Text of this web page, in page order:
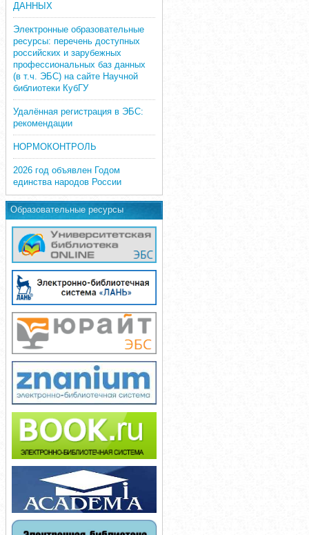
ДАННЫХ
Электронные образовательные
ресурсы: перечень доступных
российских и зарубежных
профессиональных баз данных
(в т.ч. ЭБС) на сайте Научной
библиотеки КубГУ
Удалённая регистрация в ЭБС:
рекомендации
НОРМОКОНТРОЛЬ
2026 год объявлен Годом
единства народов России
Образовательные ресурсы